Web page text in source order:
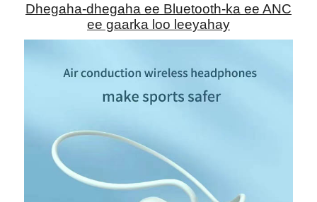
Dhegaha-dhegaha ee Bluetooth-ka ee ANC
ee gaarka loo leeyahay